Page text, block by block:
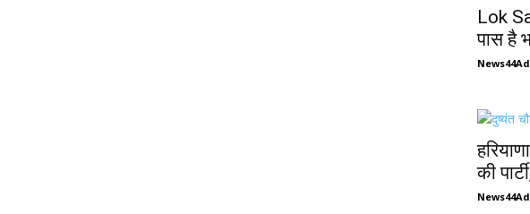
Lok
पास है
की